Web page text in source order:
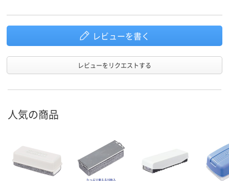
レビューを書く
レビューをリクエストする
人気の商品